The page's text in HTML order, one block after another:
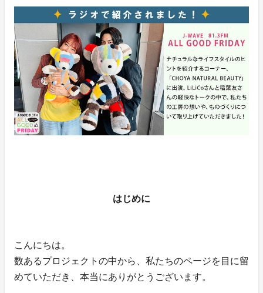
はじめに
こんにちは。
数あるプロジェクトの中から、私たちのページを目に留
めていただき、本当にありがとうございます。